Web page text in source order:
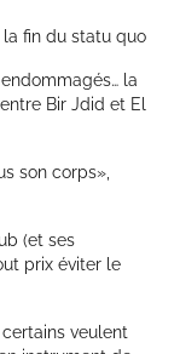
la fin du statu quo
la
Bir Jdid et El
son corps»,
(et ses
prix éviter le
veulent